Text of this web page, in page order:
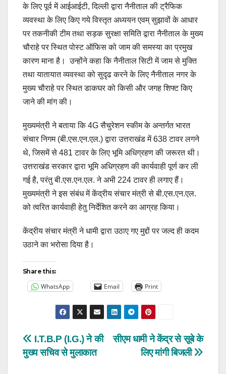
के लिए पूर्व में आईआईटी, दिल्ली द्वारा नैनीताल की ट्रैफिक
व्यवस्था के लिए किए गये विस्तृत अध्ययन एवम् सुझावों के आधार
पर तकनीकी टीम तथा सड़क सुरक्षा समिति द्वारा नैनीताल के मुख्य
चौराहे पर स्थित पोस्ट ऑफिस को जाम की समस्या का प्रमुख
कारण माना है। उन्होंने कहा कि नैनीताल सिटी में जाम से मुक्ति
तथा यातायात व्यवस्था को सुदृढ करने के लिए नैनीताल नगर के
मुख्य चौराहे पर स्थित डाकघर को किसी और जगह शिफ्ट किए
जाने की मांग की।
मुख्यमंत्री ने बताया कि 4G सैचुरेशन स्कीम के अन्तर्गत भारत
संचार निगम (बी.एस.एन.एल.) द्वारा उत्तराखंड में 638 टावर लगने
थे, जिसमें से 481 टावर के लिए भूमि अधिग्रहण की जरूरत थी।
उत्तराखंड सरकार द्वारा भूमि अधिग्रहण की कार्यवाही पूर्ण कर ली
गई है, परंतु बी.एस.एन.एल. ने अभी 224 टावर ही लगाए हैं।
मुख्यमंत्री ने इस संबंध में केंद्रीय संचार मंत्री से बी.एस.एन.एल.
को त्वरित कार्यवाही हेतु निर्देशित करने का आग्रह किया।
केंद्रीय संचार मंत्री ने धामी द्वारा उठाए गए मुद्दों पर जल्द ही कदम
उठाने का भरोसा दिया है।
Share this:
WhatsApp Email Print
Post
navigation
सीएम धामी ने केंद्र से सूबे के
लिए मांगी बिजली
I.T.B.P (I.G.) ने की
मुख्य सचिव से मुलाकात